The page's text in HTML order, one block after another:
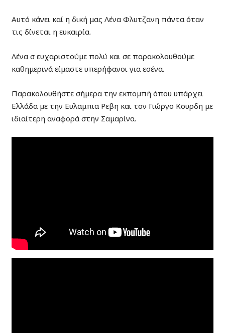
Αυτό κάνει καί η δική μας Λένα Φλυτζανη πάντα όταν
τις δίνεται η ευκαιρία.
Λένα σ ευχαριστούμε πολύ και σε παρακολουθούμε
καθημερινά είμαστε υπερήφανοι για εσένα.
Παρακολουθήστε σήμερα την εκπομπή όπου υπάρχει
Ελλάδα με την Ευλαμπια Ρεβη και τον Γιώργο Κουρδη με
ιδιαίτερη αναφορά στην Σαμαρίνα.